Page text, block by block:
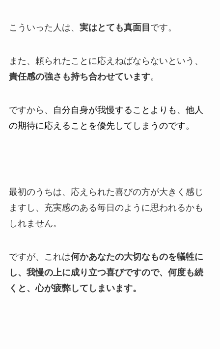
こういった人は、 実はとても真面目 です。
また、頼られたことに応えねばならないという、
責任感の強さも持ち合わせています。
ですから、
自分自身が我慢することよりも、他人
の期待に応えることを優先してしまうのです。
最初のうちは、応えられた喜びの方が大きく感じ
ますし、充実感のある毎日のように思われるかも
しれません。
ですが、これは何かあなたの大切なものを犠牲に
し、我慢の上に成り立つ喜びですので、何度も続
くと、心が疲弊してしまいます。